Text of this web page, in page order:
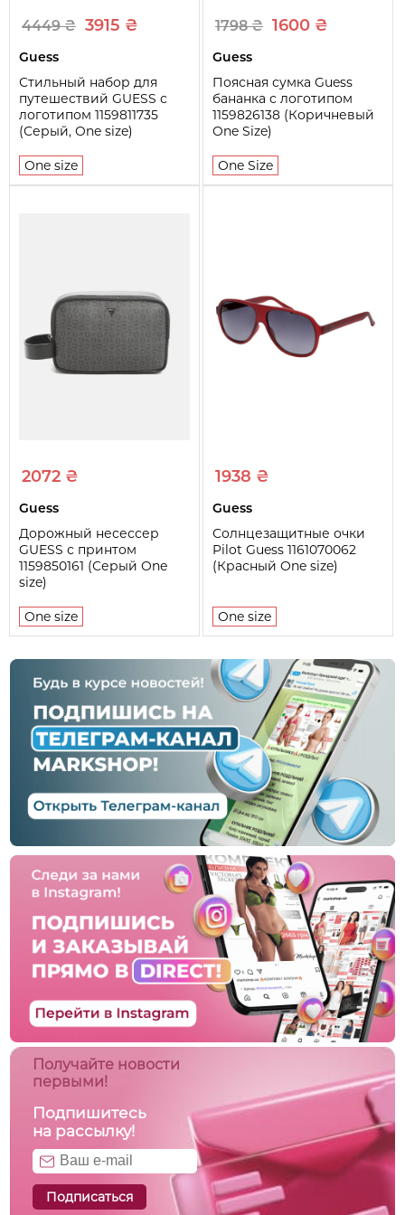
4449 ₴ 3915 ₴
Guess
Стильный набор для
путешествий GUESS с
логотипом 1159811735
(Серый, One size)
One size
1798 ₴ 1600 ₴
Guess
Поясная сумка Guess
бананка с логотипом
1159826138 (Коричневый
One Size)
One Size
2072 ₴
Guess
Дорожный несессер
GUESS с принтом
1159850161 (Серый One
size)
One size
1938 ₴
Guess
Солнцезащитные очки
Pilot Guess 1161070062
(Красный One size)
One size
Получайте новости
первыми!
Подпишитесь
на рассылку!
Подписаться